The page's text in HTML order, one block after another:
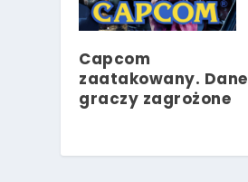
Capcom
zaatakowany. Dane
graczy zagrożone